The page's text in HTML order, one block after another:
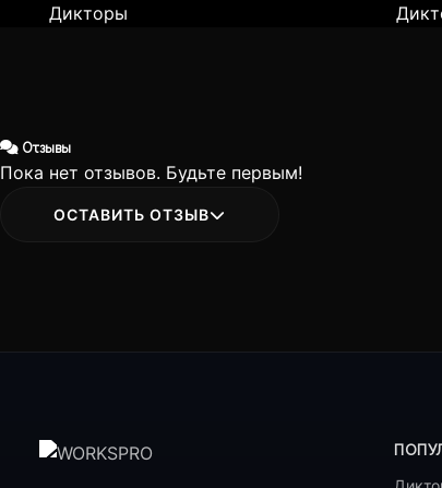
Дикторы
Отзывы
Пока нет отзывов. Будьте первым!
ОСТАВИТЬ ОТЗЫВ